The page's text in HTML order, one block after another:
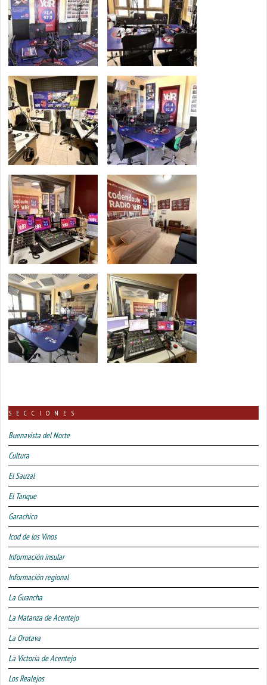
SECCIONES
Buenavista del Norte
Cultura
El Sauzal
El Tanque
Garachico
Icod de los Vinos
Información insular
Información regional
La Guancha
La Matanza de Acentejo
La Orotava
La Victoria de Acentejo
Los Realejos